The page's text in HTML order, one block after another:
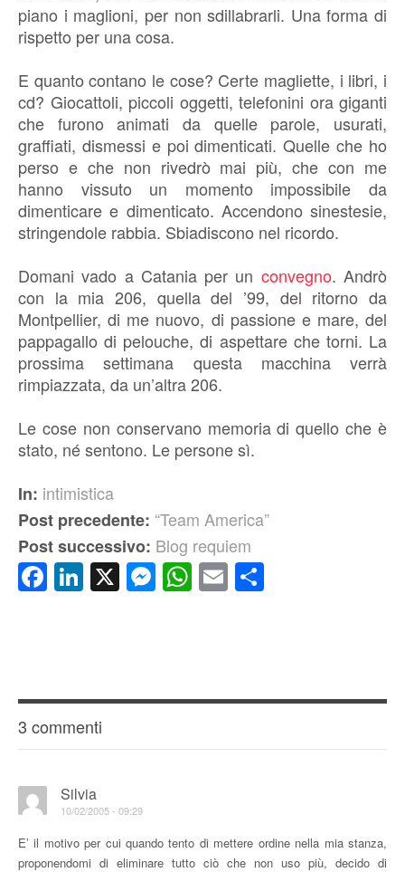
piano i maglioni, per non sdillabrarli. Una forma di
rispetto per una cosa.
E quanto contano le cose? Certe magliette, i libri, i
cd? Giocattoli, piccoli oggetti, telefonini ora giganti
che furono animati da quelle parole, usurati,
graffiati, dismessi e poi dimenticati. Quelle che ho
perso e che non rivedrò mai più, che con me
hanno vissuto un momento impossibile da
dimenticare e dimenticato. Accendono sinestesie,
stringendole rabbia. Sbiadiscono nel ricordo.
Domani vado a Catania per un convegno. Andrò
con la mia 206, quella del ’99, del ritorno da
Montpellier, di me nuovo, di passione e mare, del
pappagallo di pelouche, di aspettare che torni. La
prossima settimana questa macchina verrà
rimpiazzata, da un’altra 206.
Le cose non conservano memoria di quello che è
stato, né sentono. Le persone sì.
In: intimistica
Post precedente: “Team America”
Post successivo: Blog requiem
Facebook
LinkedIn
X Messenger
WhatsApp
Email
3 commenti
Silvia
10/02/2005 - 09:29
E’ il motivo per cui quando tento di mettere ordine nella mia stanza,
proponendomi di eliminare tutto ciò che non uso più, decido di